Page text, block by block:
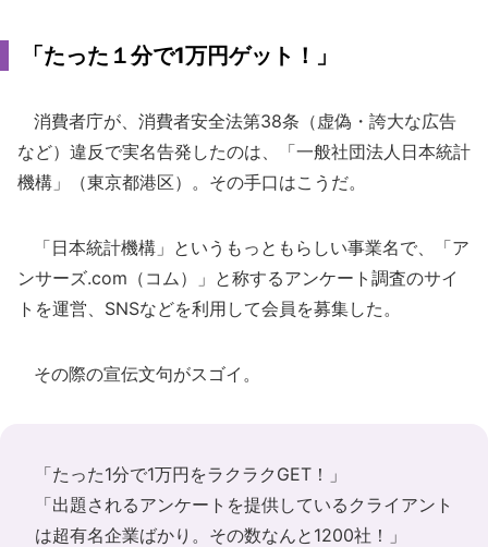
「たった１分で1万円ゲット！」
消費者庁が、消費者安全法第38条（虚偽・誇大な広告
など）違反で実名告発したのは、「一般社団法人日本統計
機構」（東京都港区）。その手口はこうだ。
「日本統計機構」というもっともらしい事業名で、「ア
ンサーズ.com（コム）」と称するアンケート調査のサイ
トを運営、SNSなどを利用して会員を募集した。
その際の宣伝文句がスゴイ。
「たった1分で1万円をラクラクGET！」
「出題されるアンケートを提供しているクライアント
は超有名企業ばかり。その数なんと1200社！」